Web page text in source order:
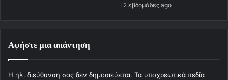
2 εβδομάδες ago
Αφήστε μια απάντηση
Η ηλ. διεύθυνση σας δεν δημοσιεύεται. Τα υποχρεωτικά πεδία